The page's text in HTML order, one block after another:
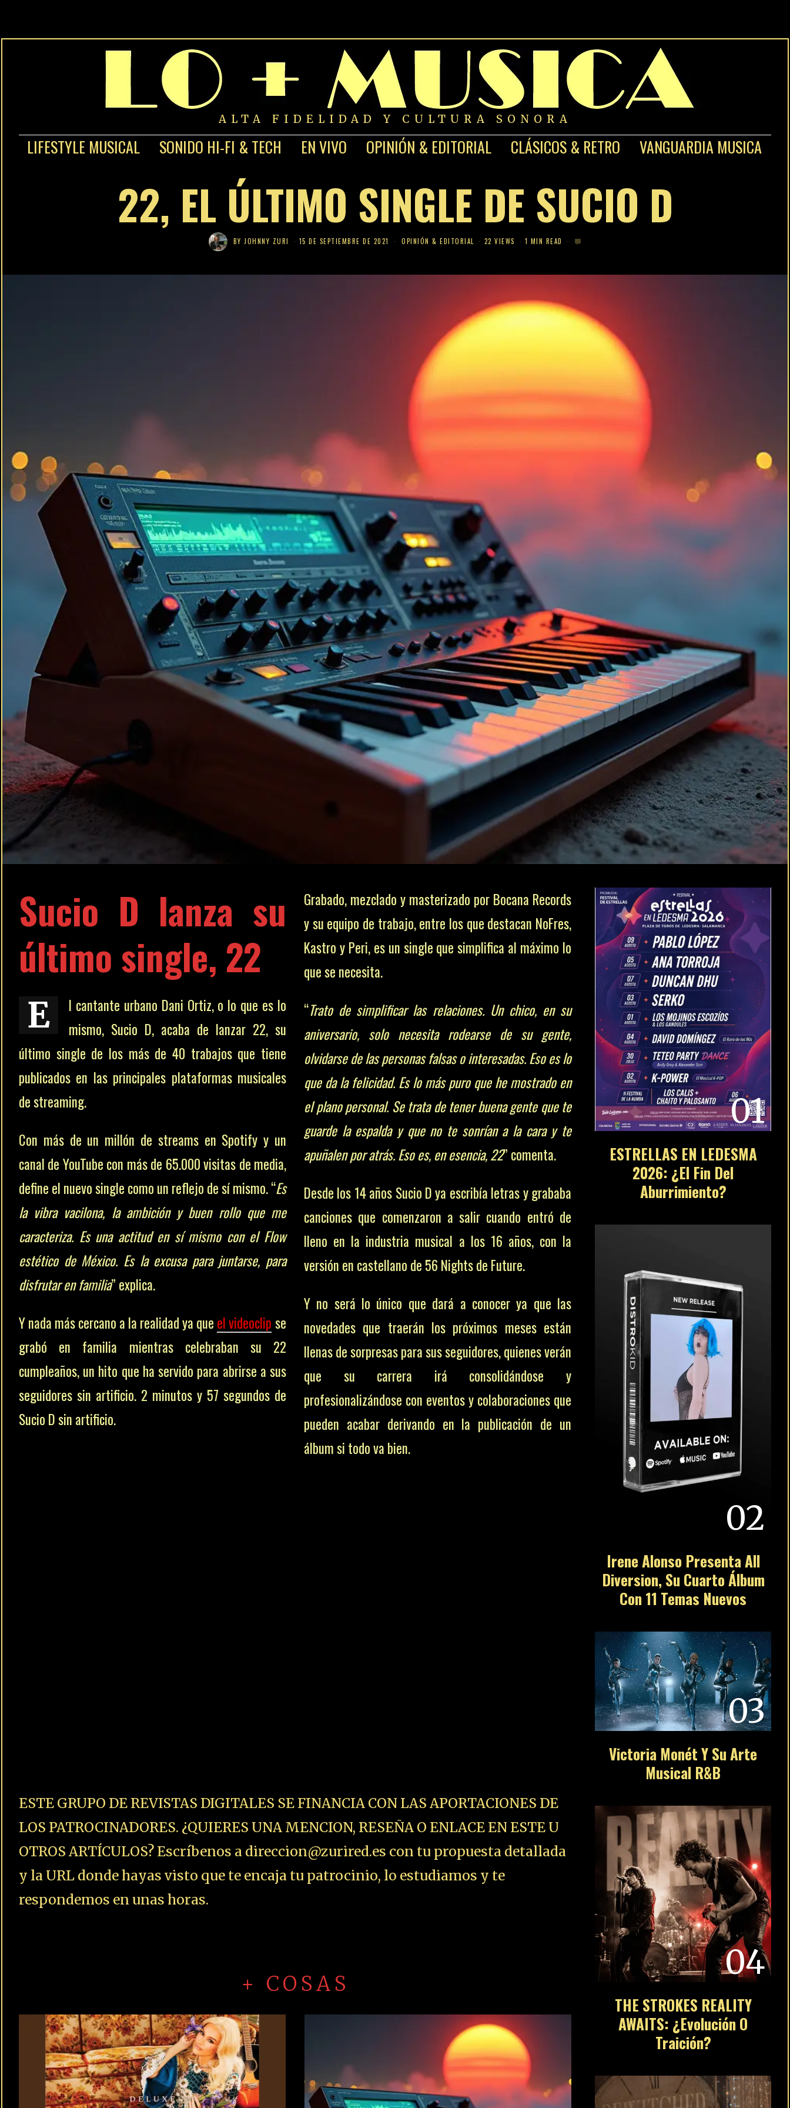
ALTA FIDELIDAD Y CULTURA SONORA
LIFESTYLE MUSICAL SONIDO HI-FI & TECH EN VIVO OPINIÓN & EDITORIAL CLÁSICOS & RETRO VANGUARDIA MUSICA
22, EL ÚLTIMO SINGLE DE SUCIO D
BYJOHNNY ZURI 15 DE SEPTIEMBRE DE 2021 OPINIÓN & EDITORIAL 22 VIEWS 1 MIN READ
Sucio D lanza su
último single, 22
E
l cantante urbano Dani Ortiz, o lo que es lo
mismo, Sucio D, acaba de lanzar 22, su
último single de los más de 40 trabajos que tiene
publicados en las principales plataformas musicales
de streaming.
Con más de un millón de streams en Spotify y un
canal de YouTube con más de 65.000 visitas de media,
define el nuevo single como un reflejo de sí mismo. “Es
la vibra vacilona, la ambición y buen rollo que me
caracteriza. Es una actitud en sí mismo con el Flow
estético de México. Es la excusa para juntarse, para
disfrutar en familia” explica.
Y nada más cercano a la realidad ya que el videoclip se
grabó en familia mientras celebraban su 22
cumpleaños, un hito que ha servido para abrirse a sus
seguidores sin artificio. 2 minutos y 57 segundos de
Sucio D sin artificio.
Grabado, mezclado y masterizado por Bocana Records
y su equipo de trabajo, entre los que destacan NoFres,
Kastro y Peri, es un single que simplifica al máximo lo
que se necesita.
“Trato de simplificar las relaciones. Un chico, en su
aniversario, solo necesita rodearse de su gente,
olvidarse de las personas falsas o interesadas. Eso es lo
que da la felicidad. Es lo más puro que he mostrado en
el plano personal. Se trata de tener buena gente que te
guarde la espalda y que no te sonrían a la cara y te
apuñalen por atrás. Eso es, en esencia, 22” comenta.
Desde los 14 años Sucio D ya escribía letras y grababa
canciones que comenzaron a salir cuando entró de
lleno en la industria musical a los 16 años, con la
versión en castellano de 56 Nights de Future.
Y no será lo único que dará a conocer ya que las
novedades que traerán los próximos meses están
llenas de sorpresas para sus seguidores, quienes verán
que su carrera irá consolidándose y
profesionalizándose con eventos y colaboraciones que
pueden acabar derivando en la publicación de un
álbum si todo va bien.
Somebody Else’s – Gwen
Con Alma Vintage
Mejores Canciones De Steel
Tonight
01
ESTRELLAS EN LEDESMA
2026: ¿El Fin Del
Aburrimiento?
02
Irene Alonso Presenta All
Diversion, Su Cuarto Álbum
Con 11 Temas Nuevos
03
Victoria Monét Y Su Arte
Musical R&B
04
THE STROKES REALITY
AWAITS: ¿Evolución O
Traición?